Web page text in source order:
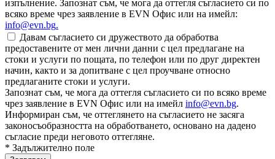
изпълнение. Запознат съм, че мога да оттегля съгласието си по
всяко време чрез заявление в EVN Офис или на имейл:
info@evn.bg.
Давам съгласието си дружеството да обработва
предоставените от мен лични данни с цел предлагане на
стоки и услуги по пощата, по телефон или по друг директен
начин, както и за допитване с цел проучване относно
предлаганите стоки и услуги.
Запознат съм, че мога да оттегля съгласието си по всяко време
чрез заявление в EVN Офис или на имейл info@evn.bg.
Информиран съм, че оттеглянето на съгласието не засяга
законосъобразността на обработването, основано на дадено
съгласие преди неговото оттегляне.
* Задължително поле